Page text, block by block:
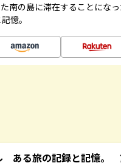
南の島に滞在することにな
憶。
ある旅の記録と記憶。